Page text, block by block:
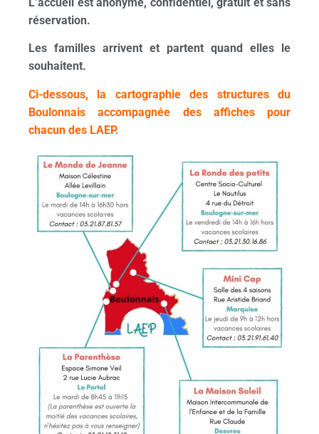
réservation.
Les familles arrivent et partent quand elles le
souhaitent.
Ci-dessous, la cartographie des structures du
Boulonnais accompagnée des affiches pour
chacun des LAEP.